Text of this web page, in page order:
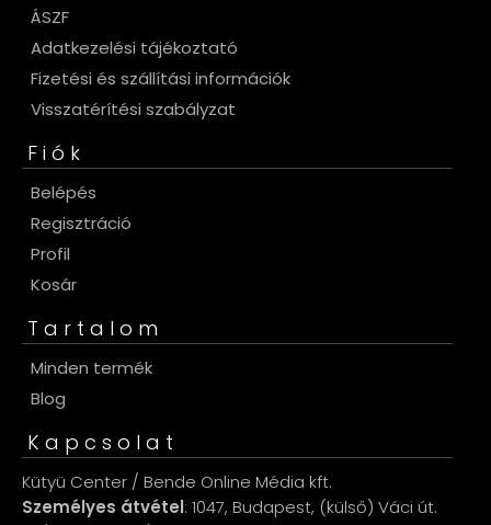
ÁSZF
Adatkezelési tájékoztató
Fizetési és szállítási információk
Visszatérítési szabályzat
Fiók
Belépés
Regisztráció
Profil
Kosár
Tartalom
Minden termék
Blog
Kapcsolat
Kütyü Center / Bende Online Média kft.
Személyes átvétel: 1047, Budapest, (külső) Váci út.